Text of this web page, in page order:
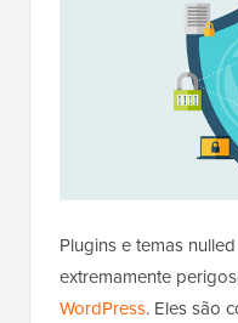
Plugins e temas
extremamente
WordPress. Eles são